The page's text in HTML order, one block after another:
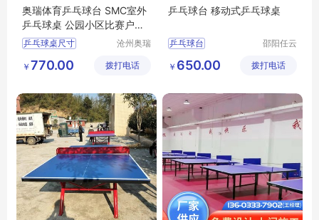
奥瑞体育乒乓球台 SMC室外
乒乓球桌 公园小区比赛户外
乒乓球案子
乒乓球桌尺寸
乒乓球案子
乒乓球桌厂家
沧州奥瑞
制造有限
￥ 770.00 拨打电话
乒乓球台 移动式乒乓球桌
乒乓球台
乒乓球桌 娄底乒乓球
邵阳任云
品有限公
￥ 650.00 拨打电话